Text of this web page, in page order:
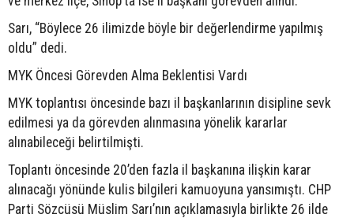
Sarı, “Böylece 26 ilimizde böyle bir değerlendirme yapılmış
oldu” dedi.
MYK Öncesi Görevden Alma Beklentisi Vardı
MYK toplantısı öncesinde bazı il başkanlarının disipline sevk
edilmesi ya da görevden alınmasına yönelik kararlar
alınabileceği belirtilmişti.
Toplantı öncesinde 20’den fazla il başkanına ilişkin karar
alınacağı yönünde kulis bilgileri kamuoyuna yansımıştı. CHP
Parti Sözcüsü Müslim Sarı’nın açıklamasıyla birlikte 26 ilde